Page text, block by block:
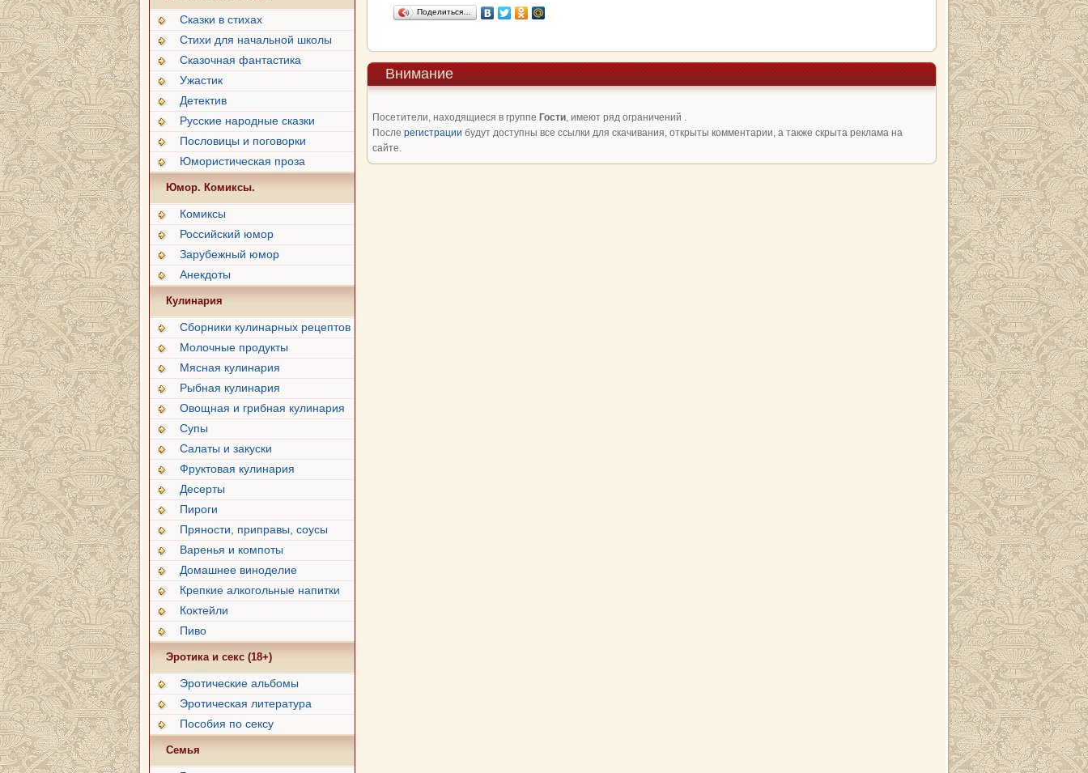
Поделиться…
Внимание
Посетители, находящиеся в группе Гости , имеют ряд ограничений .
После регистрации будут доступны все ссылки для скачивания, открыты комментарии, а также скрыта реклама на
сайте.
Сказки в стихах
Стихи для начальной школы
Сказочная фантастика
Ужастик
Детектив
Русские народные сказки
Пословицы и поговорки
Юмористическая проза
Юмор. Комиксы.
Комиксы
Российский юмор
Зарубежный юмор
Анекдоты
Кулинария
Сборники кулинарных рецептов
Молочные продукты
Мясная кулинария
Рыбная кулинария
Овощная и грибная кулинария
Супы
Салаты и закуски
Фруктовая кулинария
Десерты
Пироги
Пряности, приправы, соусы
Варенья и компоты
Домашнее виноделие
Крепкие алкогольные напитки
Коктейли
Пиво
Эротика и секс (18+)
Эротические альбомы
Эротическая литература
Пособия по сексу
Семья